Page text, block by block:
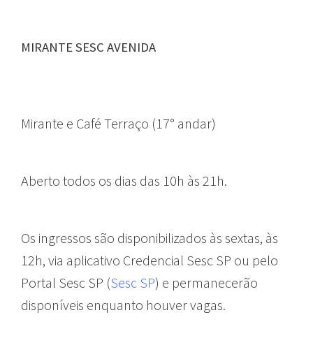
MIRANTE SESC AVENIDA
Mirante e Café Terraço (17° andar)
Aberto todos os dias das 10h às 21h.
Os ingressos são disponibilizados às sextas, às
12h, via aplicativo Credencial Sesc SP ou pelo
Portal Sesc SP (Sesc SP) e permanecerão
disponíveis enquanto houver vagas.